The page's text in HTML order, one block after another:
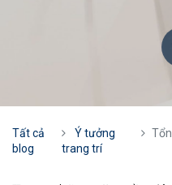
Tất cả
blog
Ý tưởng
trang trí